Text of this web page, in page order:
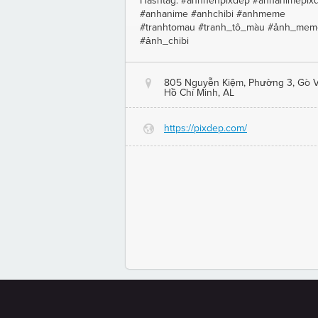
#anhanime #anhchibi #anhmeme
#tranhtomau #tranh_tô_màu
#ảnh_chibi
@
805 Nguyễn Kiệm, Phường 3, Gò
Hồ Chí Minh, AL
G https://pixdep.com/